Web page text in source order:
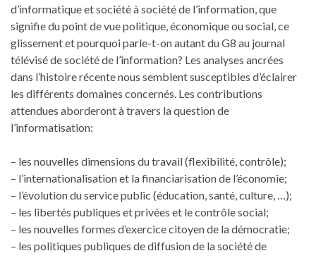
d’informatique et société à société de l’information, que
signifie du point de vue politique, économique ou social, ce
glissement et pourquoi parle-t-on autant du G8 au journal
télévisé de société de l’information? Les analyses ancrées
dans l’histoire récente nous semblent susceptibles d’éclairer
les différents domaines concernés. Les contributions
attendues aborderont à travers la question de
l’informatisation:
– les nouvelles dimensions du travail (flexibilité, contrôle);
– l’internationalisation et la financiarisation de l’économie;
– l’évolution du service public (éducation, santé, culture, …);
– les libertés publiques et privées et le contrôle social;
– les nouvelles formes d’exercice citoyen de la démocratie;
– les politiques publiques de diffusion de la société de